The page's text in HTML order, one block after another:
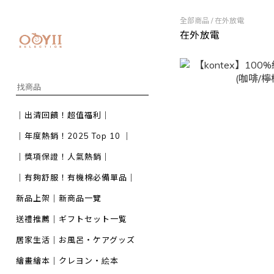
｜出清回饋！超值福利｜
｜年度熱銷！2025 Top 10 ｜
｜獎項保證！人氣熱銷｜
｜有夠舒服！有機棉必備單品｜
新品上架｜新商品一覽
送禮推薦｜ギフトセット一覧
居家生活｜お風呂・ケアグッズ
繪畫繪本｜クレヨン・絵本
全部商品 / 在外放電
在外放電